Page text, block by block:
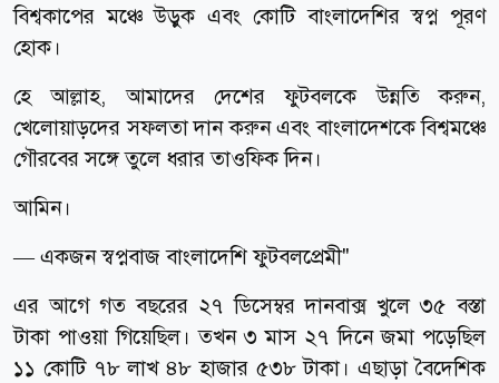
বিশ্বকাপের মঞ্চে উড়ুক এবং কোটি বাংলাদেশির স্বপ্ন পূরণ
হোক।
হে আল্লাহ, আমাদের দেশের ফুটবলকে উন্নতি করুন,
খেলোয়াড়দের সফলতা দান করুন এবং বাংলাদেশকে বিশ্বমঞ্চে
গৌরবের সঙ্গে তুলে ধরার তাওফিক দিন।
আমিন।
— একজন স্বপ্নবাজ বাংলাদেশি ফুটবলপ্রেমী"
এর আগে গত বছরের ২৭ ডিসেম্বর দানবাক্স খুলে ৩৫ বস্তা
টাকা পাওয়া গিয়েছিল। তখন ৩ মাস ২৭ দিনে জমা পড়েছিল
১১ কোটি ৭৮ লাখ ৪৮ হাজার ৫৩৮ টাকা। এছাড়া বৈদেশিক